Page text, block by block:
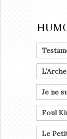
Je ne
Foul
Le